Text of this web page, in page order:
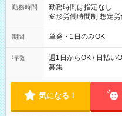
勤務時間
勤務時間は指定なし
変形労働時間制 想定労働時間160
～21：00
期間 単発・1日のみOK
特徴
週1日からOK / 日払い
募集
気になる！